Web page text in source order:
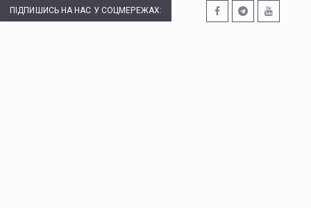
ПІДПИШИСЬ НА НАС У СОЦМЕРЕЖАХ: